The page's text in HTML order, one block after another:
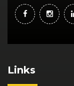
Links